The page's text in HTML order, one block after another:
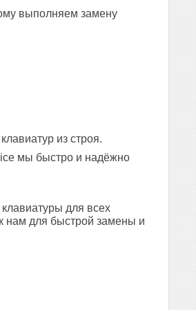
выполняем замену
из строя.
мы быстро и надёжно
для всех
нам для быстрой замены и